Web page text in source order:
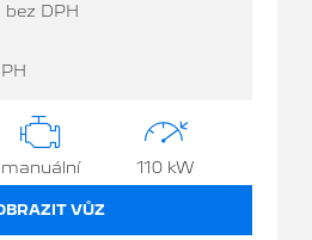
bez DPH
manuální 110 kW
VŮZ